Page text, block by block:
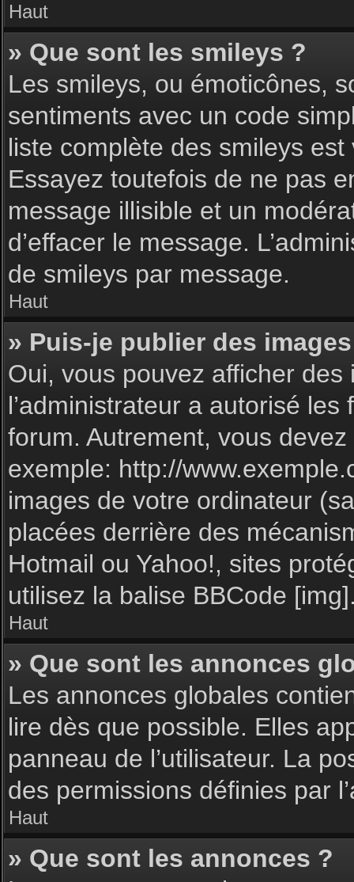
Haut
» Que sont les smileys ?
Les smileys, ou émoticônes,
sentiments avec un code
liste complète des smileys
Essayez toutefois de ne pas
message illisible et un
d’effacer le message.
de smileys par message.
Haut
» Puis-je publier des
Oui, vous pouvez afficher
l’administrateur a autorisé
forum. Autrement, vous
exemple: http://
images de votre ordinateur
placées derrière des
Hotmail ou Yahoo!, sites
utilisez la balise BBCode
Haut
» Que sont les annonces
Les annonces globales
lire dès que possible. Elles
panneau de l’utilisateur. La
des permissions définies par
Haut
» Que sont les annonces ?